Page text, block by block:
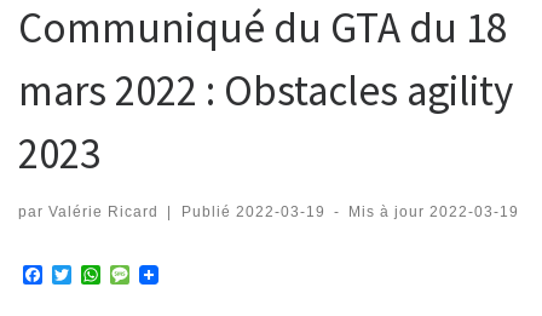
Communiqué du GTA du 18
mars 2022 : Obstacles agility
2023
par Valérie Ricard Publié 2022-03-19 - Mis à jour 2022-03-19
T
W
M